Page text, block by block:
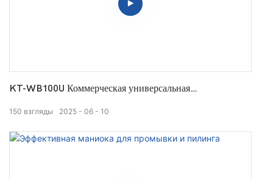
KT-WB100U Коммерческая универсальная
эффективная и умная очистка лука
2025 06 10
150 взгляды